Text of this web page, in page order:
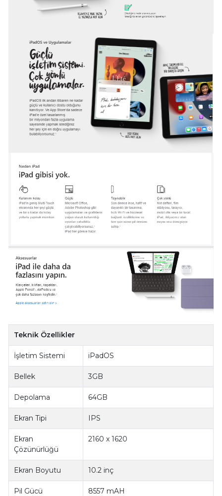
Teknik Özellikler
İşletim Sistemi iPadOS
Bellek 3GB
Depolama 64GB
Ekran Tipi IPS
Ekran
Çözünürlüğü
2160 x 1620
Ekran Boyutu 10.2 inç
Pil Gücü 8557 mAH